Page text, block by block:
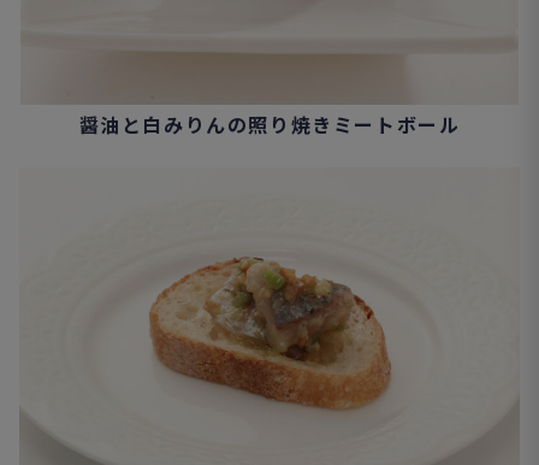
醤油と白みりんの照り焼きミートボール